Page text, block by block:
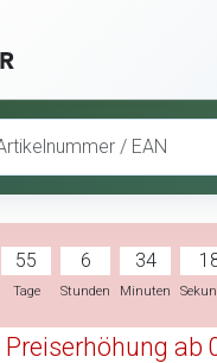
55
Tage
6
Stunden
34
Minuten
Preiserhöhung ab